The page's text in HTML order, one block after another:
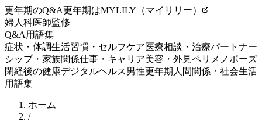
更年期のQ&A更年期はMYLILY（マイリリー）
婦人科医師監修
Q&A 用語集
症状・体調生活習慣・セルフケア医療相談・治療パートナー
シップ・家族関係仕事・キャリア美容・外見ペリメノポーズ
閉経後の健康デジタルヘルス男性更年期 人間関係・社会生活
用語集
ホーム
/